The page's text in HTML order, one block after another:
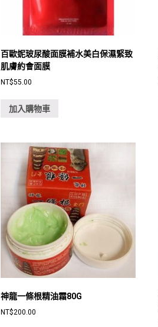
百歐妮玻尿酸面膜補水美白保濕緊致
肌膚約會面膜
NT$55.00
加入購物車
神龍一條根精油霜80G
NT$200.00